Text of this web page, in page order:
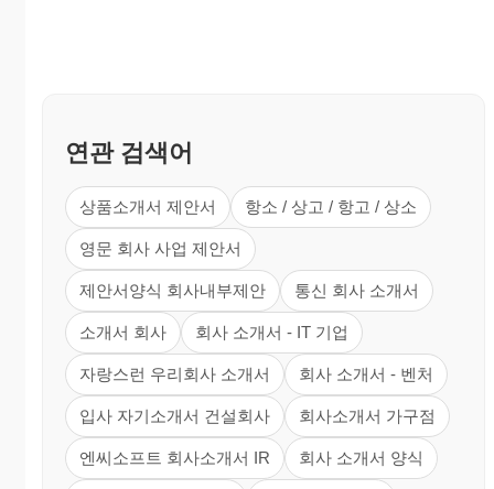
연관 검색어
상품소개서 제안서 항소 / 상고 / 항고 / 상소
영문 회사 사업 제안서
제안서양식 회사내부제안 통신 회사 소개서
소개서 회사 회사 소개서 - IT 기업
자랑스런 우리회사 소개서 회사 소개서 - 벤처
입사 자기소개서 건설회사 회사소개서 가구점
엔씨소프트 회사소개서 IR 회사 소개서 양식